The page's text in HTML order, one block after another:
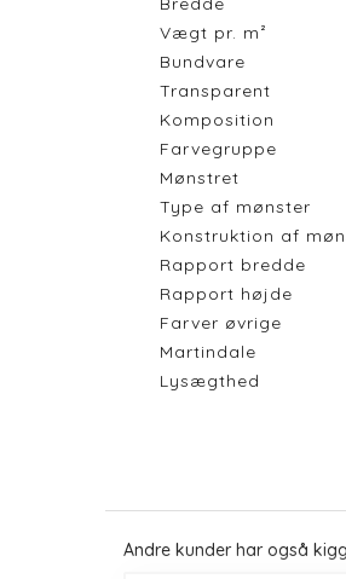
Vægt pr. m²
Bundvare
Transparent
Komposition
Farvegruppe
Mønstret
Type af mønster
Konstruktion af
Rapport bredde
Rapport højde
Farver øvrige
Martindale
Lysægthed
Andre kunder har også